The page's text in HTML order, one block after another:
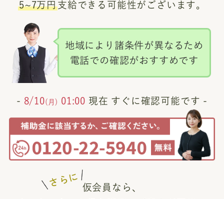
5~7万円支給できる可能性がございます。
地域により諸条件が異なるため
電話での確認がおすすめです
- 8/10(月) 01:00 現在 すぐに確認可能です -
さらに 仮会員なら、